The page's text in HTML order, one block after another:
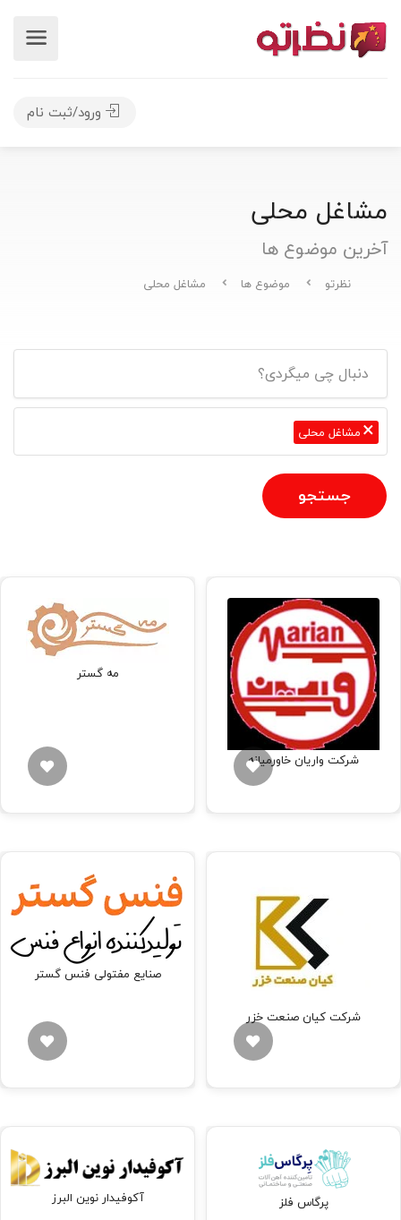
ورود/ثبت نام
مشاغل محلی
آخرین موضوع ها
نظرتو موضوع ها مشاغل محلی
×مشاغل محلی
جستجو
شرکت واریان خاورمیانه
مه گستر
شرکت کیان صنعت خزر
صنایع مفتولی فنس گستر
پرگاس فلز آکوفیدار نوین البرز